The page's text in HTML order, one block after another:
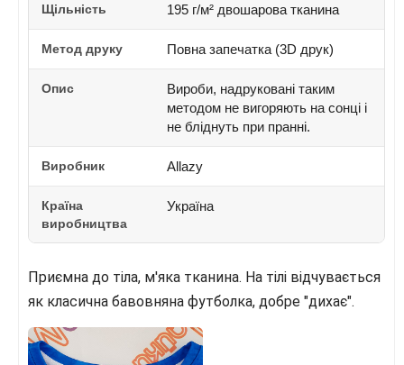
Щільність 195 г/м² двошарова тканина
Метод друку Повна запечатка (3D друк)
Опис
Вироби, надруковані таким
методом не вигоряють на сонці і
не бліднуть при пранні.
Виробник Allazy
Країна
виробництва
Україна
Приємна до тіла, м'яка тканина. На тілі відчувається
як класична бавовняна футболка, добре "дихає".